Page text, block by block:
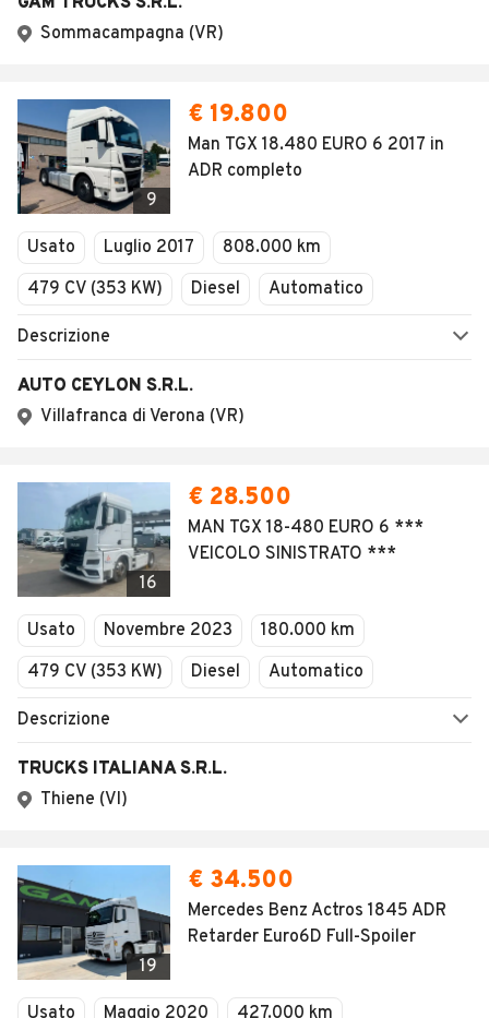
Sommacampagna (VR)
9
€ 19.800
Man TGX 18.480 EURO 6 2017 in
ADR completo
Usato Luglio 2017
808.000 km
479 CV (353 KW)
Diesel Automatico
Descrizione
AUTO CEYLON S.R.L.
Villafranca di Verona (VR)
16
€ 28.500
MAN TGX 18-480 EURO 6 ***
VEICOLO SINISTRATO ***
Usato Novembre 2023
180.000 km
479 CV (353 KW)
Diesel Automatico
Descrizione
TRUCKS ITALIANA S.R.L.
Thiene (VI)
19
€ 34.500
Mercedes Benz Actros 1845 ADR
Retarder Euro6D Full-Spoiler
Usato Maggio 2020
427.000 km